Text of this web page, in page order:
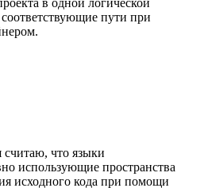
в одной логической
соответствующие пути при
считаю, что языки
использующие пространства
исходного кода при помощи